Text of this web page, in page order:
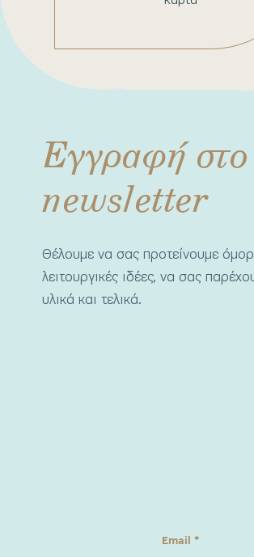
Εγγραφή στο
newsletter
Θέλουμε να σας προτείνουμε
λειτουργικές ιδέες, να σας
υλικά και τελικά.